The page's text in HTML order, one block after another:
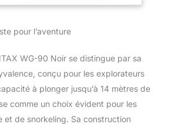
un bruit numérique
lecture rapide des
signaux de l’image. [Six
Lampes Macro pour
simplifier les gros plans]
Idéalement placées tout
autour de l’objectif, six
pour l’aventure
WG-90 Noir se distingue par sa
conçu pour les explorateurs
à plonger jusqu’à 14 mètres de
comme un choix évident pour les
et de snorkeling. Sa construction